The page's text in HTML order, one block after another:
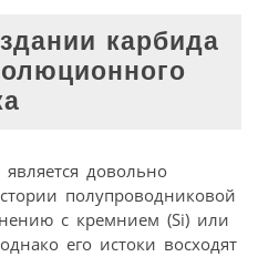
карбида
довольно
полупроводниковой
с кремнием (Si) или
его истоки восходят